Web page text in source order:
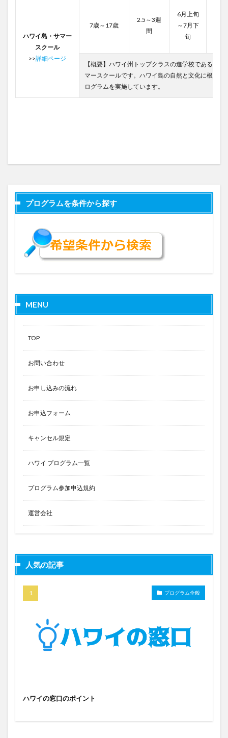
ハワイ島・サマー
スクール
>>詳細ページ
7歳～17歳
2.5～3週
間
6月上旬
～7月下
旬
【概要】ハワイ州トップクラスの進学校であるHPA
マースクールです。ハワイ島の自然と文化に根付い
ログラムを実施しています。
プログラムを条件から探す
MENU
TOP
お問い合わせ
お申し込みの流れ
お申込フォーム
キャンセル規定
ハワイ プログラム一覧
プログラム参加申込規約
運営会社
人気の記事
プログラム全般
ハワイの窓口のポイント